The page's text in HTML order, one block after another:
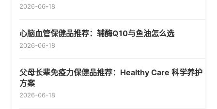
2026-06-18
心脑血管保健品推荐：辅酶Q10与鱼油怎么选
2026-06-18
父母长辈免疫力保健品推荐：Healthy Care 科学养护
方案
2026-06-18